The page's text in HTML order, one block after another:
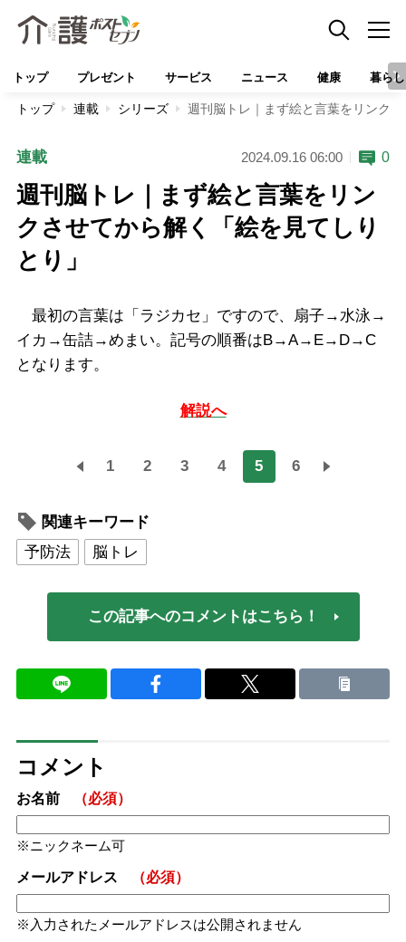
トップ プレゼント サービス ニュース 健康 暮らし
トップ 連載 シリーズ 週刊脳トレ｜まず絵と言葉をリンク
連載 2024.09.16 06:00 0
週刊脳トレ｜まず絵と言葉をリン
クさせてから解く「絵を見てしり
とり」
最初の言葉は「ラジカセ」ですので、扇子→水泳→
イカ→缶詰→めまい。記号の順番はB→A→E→D→C
となります。
解説へ
1 2 3 4 5 6
関連キーワード
予防法
脳トレ
この記事へのコメントはこちら！
コメント
お名前 （必須）
ニックネーム可
メールアドレス （必須）
入力されたメールアドレスは公開されません